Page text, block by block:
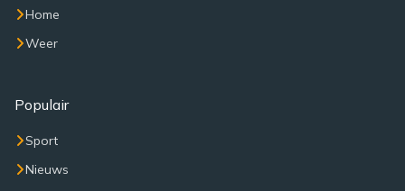
Home
Weer
Populair
Sport
Nieuws